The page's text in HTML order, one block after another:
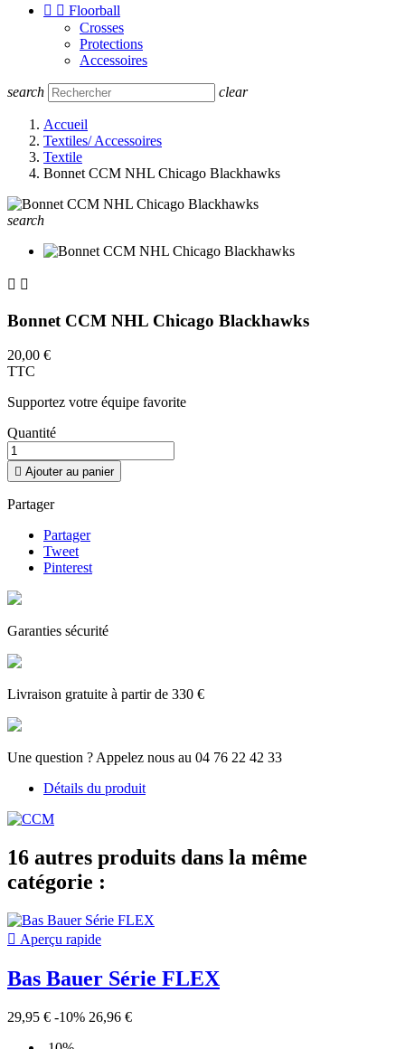
  Floorball
Crosses
Protections
Accessoires
search clear
Accueil
Textiles/ Accessoires
Textile
Bonnet CCM NHL Chicago Blackhawks
search
 
Bonnet CCM NHL Chicago Blackhawks
20,00 €
TTC
Supportez votre équipe favorite
Quantité
 Ajouter au panier
Partager
Partager
Tweet
Pinterest
Garanties sécurité
Livraison gratuite à partir de 330 €
Une question ? Appelez nous au 04 76 22 42 33
Détails du produit
16 autres produits dans la même
catégorie :
 Aperçu rapide
Bas Bauer Série FLEX
29,95 € -10% 26,96 €